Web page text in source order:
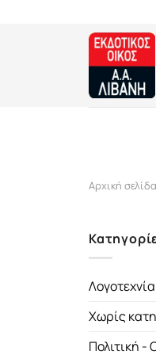
Αρχική σελίδα
Λογοτεχνία
Χωρίς
Πολιτική -